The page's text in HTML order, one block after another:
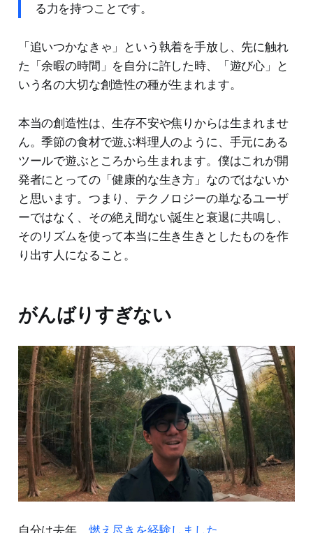
る力を持つことです。
「追いつかなきゃ」という執着を手放し、先に触れ
た「余暇の時間」を自分に許した時、「遊び心」と
いう名の大切な創造性の種が生まれます。
本当の創造性は、生存不安や焦りからは生まれませ
ん。季節の食材で遊ぶ料理人のように、手元にある
ツールで遊ぶところから生まれます。僕はこれが開
発者にとっての「健康的な生き方」なのではないか
と思います。つまり、テクノロジーの単なるユーザ
ーではなく、その絶え間ない誕生と衰退に共鳴し、
そのリズムを使って本当に生き生きとしたものを作
り出す人になること。
がんばりすぎない
自分は去年、 燃え尽きを経験しました 。